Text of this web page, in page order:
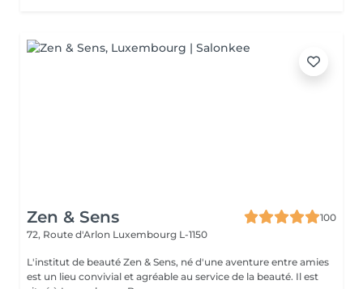
Zen & Sens
100
72, Route d'Arlon Luxembourg L-1150
L'institut de beauté Zen & Sens, né d'une aventure entre amies
est un lieu convivial et agréable au service de la beauté. Il est